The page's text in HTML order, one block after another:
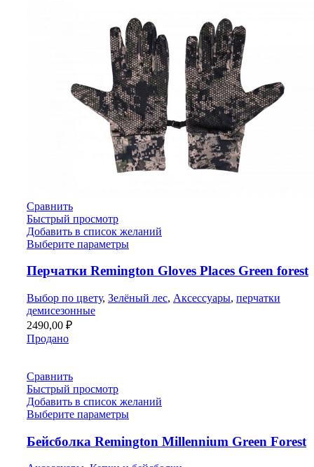
Сравнить
Быстрый просмотр
Добавить в список желаний
Выберите параметры
Перчатки Remington Gloves Places Green forest
Выбор по цвету, Зелёный лес, Аксессуары, перчатки
демисезонные
2490,00 ₽
Продано
Сравнить
Быстрый просмотр
Добавить в список желаний
Выберите параметры
Бейсболка Remington Millennium Green Forest